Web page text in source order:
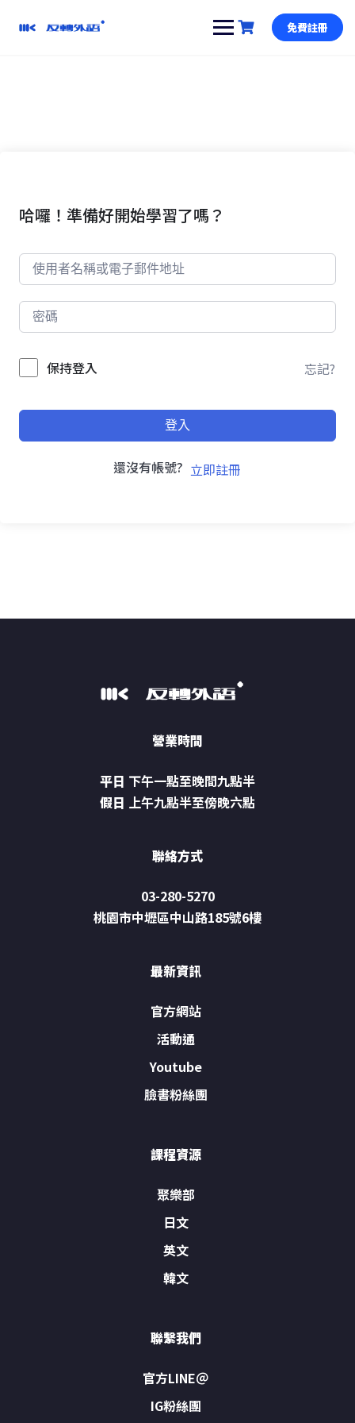
免費註冊
哈囉！準備好開始學習了嗎？
保持登入 忘記?
登入
還沒有帳號? 立即註冊
營業時間
平日 下午一點至晚間九點半
假日 上午九點半至傍晚六點
聯絡方式
03-280-5270
桃園市中壢區中山路185號6樓
最新資訊
官方網站
活動通
Youtube
臉書粉絲團
課程資源
聚樂部
日文
英文
韓文
聯繫我們
官方LINE＠
IG粉絲團